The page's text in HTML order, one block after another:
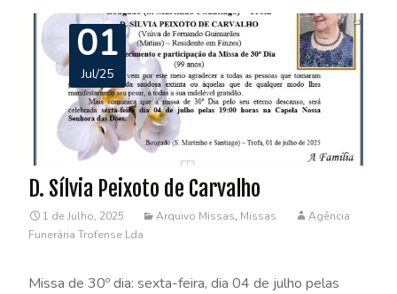
01
Jul/25
D. Sílvia Peixoto de Carvalho
1 de Julho, 2025 Arquivo Missas, Missas
Agência
Funerária Trofense Lda
Missa de 30º dia: sexta-feira, dia 04 de julho pelas